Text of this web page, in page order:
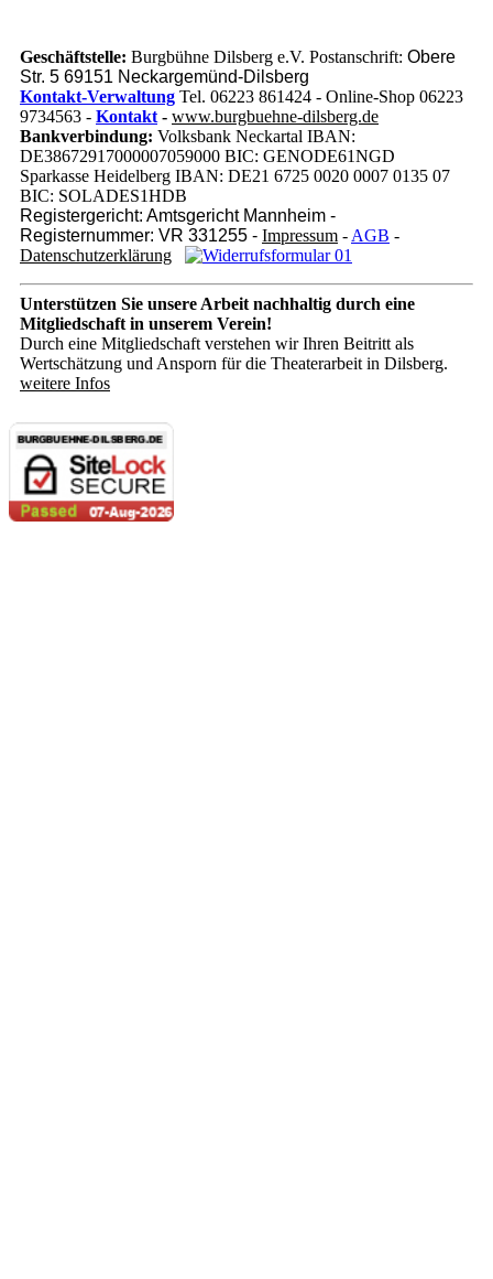
Geschäftstelle: Burgbühne Dilsberg e.V. Postanschrift: Obere
Str. 5 69151 Neckargemünd-Dilsberg
Kontakt-Verwaltung Tel. 06223 861424 - Online-Shop 06223
9734563 - Kontakt - www.burgbuehne-dilsberg.de
Bankverbindung: Volksbank Neckartal IBAN:
DE38672917000007059000 BIC: GENODE61NGD
Sparkasse Heidelberg IBAN: DE21 6725 0020 0007 0135 07
BIC: SOLADES1HDB
Registergericht: Amtsgericht Mannheim -
Registernummer: VR 331255 - Impressum - AGB -
Datenschutzerklärung
Unterstützen Sie unsere Arbeit nachhaltig durch eine
Mitgliedschaft in unserem Verein!
Durch eine Mitgliedschaft verstehen wir Ihren Beitritt als
Wertschätzung und Ansporn für die Theaterarbeit in Dilsberg.
weitere Infos